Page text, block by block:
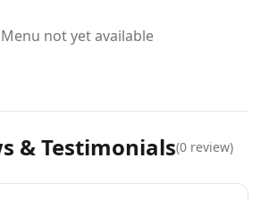
Menu not yet available
& Testimonials(0 review)